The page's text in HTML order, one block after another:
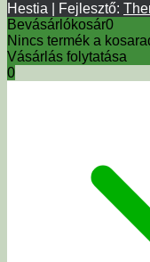
Hestia | Fejlesztő:
Bevásárlókosár0
Nincs termék a
Vásárlás folytatása
0